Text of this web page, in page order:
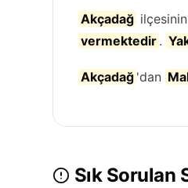
Akçadağ ilçesinin
vermektedir .
Akçadağ 'dan
Sık Sorulan